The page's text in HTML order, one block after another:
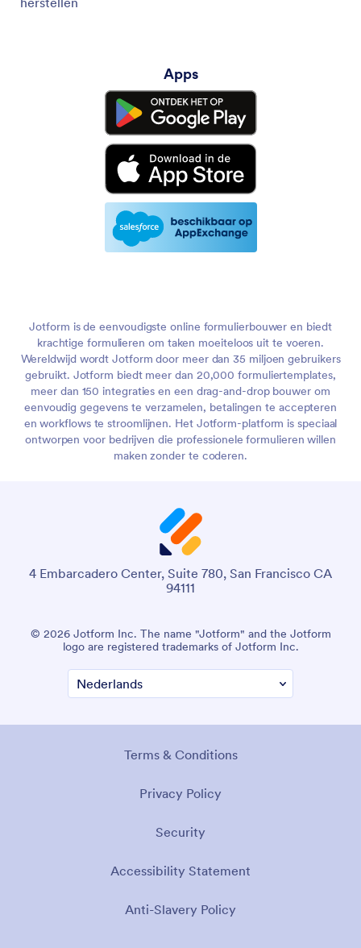
Apps
Jotform is de eenvoudigste online formulierbouwer en biedt
krachtige formulieren om taken moeiteloos uit te voeren.
Wereldwijd wordt Jotform door meer dan 35 miljoen gebruikers
gebruikt. Jotform biedt meer dan 20,000 formuliertemplates,
meer dan 150 integraties en een drag-and-drop bouwer om
eenvoudig gegevens te verzamelen, betalingen te accepteren
en workflows te stroomlijnen. Het Jotform-platform is speciaal
ontworpen voor bedrijven die professionele formulieren willen
maken zonder te coderen.
4 Embarcadero Center, Suite 780, San Francisco CA
94111
© 2026 Jotform Inc. The name "Jotform" and the Jotform
logo are registered trademarks of Jotform Inc.
Terms & Conditions
Privacy Policy
Security
Accessibility Statement
Anti-Slavery Policy